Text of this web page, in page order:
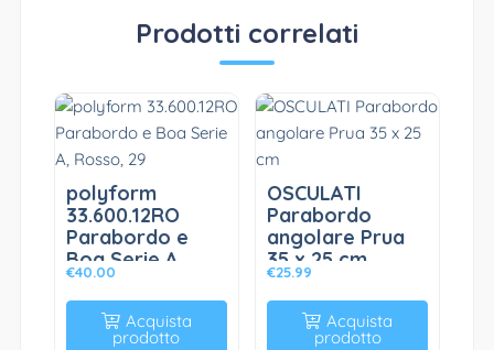
Prodotti correlati
polyform
33.600.12RO
Parabordo e
Boa Serie A,
Rosso, 29
€40.00
Acquista
prodotto
OSCULATI
Parabordo
angolare Prua
35 x 25 cm
€25.99
Acquista
prodotto